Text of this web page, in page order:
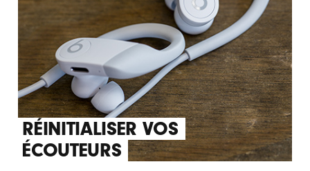
RÉINITIALISER VOS
ÉCOUTEURS